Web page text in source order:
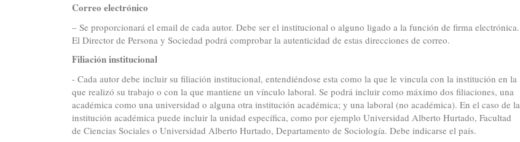
Correo electrónico
– Se proporcionará el email de cada autor. Debe ser el institucional o alguno ligado a la función de firma electrónica.
El Director de Persona y Sociedad podrá comprobar la autenticidad de estas direcciones de correo.
Filiación institucional
- Cada autor debe incluir su filiación institucional, entendiéndose esta como la que le vincula con la institución en la
que realizó su trabajo o con la que mantiene un vínculo laboral. Se podrá incluir como máximo dos filiaciones, una
académica como una universidad o alguna otra institución académica; y una laboral (no académica). En el caso de la
institución académica puede incluir la unidad específica, como por ejemplo Universidad Alberto Hurtado, Facultad
de Ciencias Sociales o Universidad Alberto Hurtado, Departamento de Sociología. Debe indicarse el país.